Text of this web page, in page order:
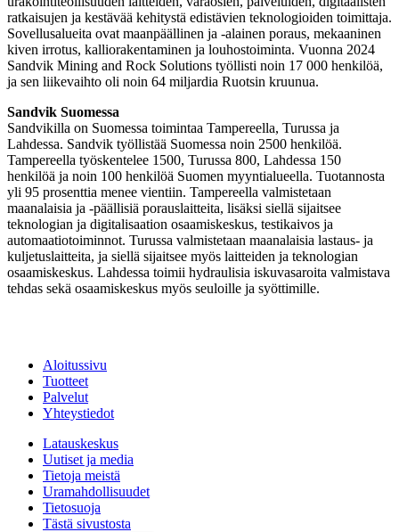
ratkaisujen ja kestävää kehitystä edistävien teknologioiden toimittaja.
Sovellusalueita ovat maanpäällinen ja -alainen poraus, mekaaninen
kiven irrotus, kalliorakentaminen ja louhostoiminta. Vuonna 2024
Sandvik Mining and Rock Solutions työllisti noin 17 000 henkilöä,
ja sen liikevaihto oli noin 64 miljardia Ruotsin kruunua.
Sandvik Suomessa
Sandvikilla on Suomessa toimintaa Tampereella, Turussa ja
Lahdessa. Sandvik työllistää Suomessa noin 2500 henkilöä.
Tampereella työskentelee 1500, Turussa 800, Lahdessa 150
henkilöä ja noin 100 henkilöä Suomen myyntialueella. Tuotannosta
yli 95 prosenttia menee vientiin. Tampereella valmistetaan
maanalaisia ja -päällisiä porauslaitteita, lisäksi siellä sijaitsee
teknologian ja digitalisaation osaamiskeskus, testikaivos ja
automaatiotoiminnot. Turussa valmistetaan maanalaisia lastaus- ja
kuljetuslaitteita, ja siellä sijaitsee myös laitteiden ja teknologian
osaamiskeskus. Lahdessa toimii hydraulisia iskuvasaroita valmistava
tehdas sekä osaamiskeskus myös seuloille ja syöttimille.
Aloitussivu
Tuotteet
Palvelut
Yhteystiedot
Latauskeskus
Uutiset ja media
Tietoja meistä
Uramahdollisuudet
Tietosuoja
Tästä sivustosta